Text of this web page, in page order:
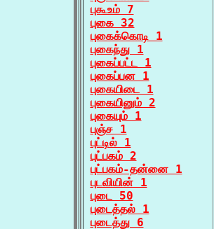
புகூஉம் 7
புகை 32
புகைக்கொடி 1
புகைந்து 1
புகைப்பட்ட 1
புகைப்பன 1
புகையிடை 1
புகையினும் 2
புகையும் 1
புஞ்ச 1
புட்டில் 1
புட்பகம் 2
புட்பகம்-தன்னை 1
புடவியின் 1
புடை 50
புடைத்தல் 1
புடைத்து 6